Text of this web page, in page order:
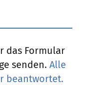
das Formular
senden. Alle
beantwortet.